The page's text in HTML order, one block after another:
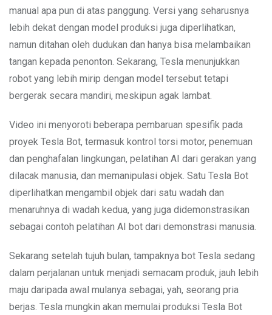
manual apa pun di atas panggung. Versi yang seharusnya
lebih dekat dengan model produksi juga diperlihatkan,
namun ditahan oleh dudukan dan hanya bisa melambaikan
tangan kepada penonton. Sekarang, Tesla menunjukkan
robot yang lebih mirip dengan model tersebut tetapi
bergerak secara mandiri, meskipun agak lambat.
Video ini menyoroti beberapa pembaruan spesifik pada
proyek Tesla Bot, termasuk kontrol torsi motor, penemuan
dan penghafalan lingkungan, pelatihan AI dari gerakan yang
dilacak manusia, dan memanipulasi objek. Satu Tesla Bot
diperlihatkan mengambil objek dari satu wadah dan
menaruhnya di wadah kedua, yang juga didemonstrasikan
sebagai contoh pelatihan AI bot dari demonstrasi manusia.
Sekarang setelah tujuh bulan, tampaknya bot Tesla sedang
dalam perjalanan untuk menjadi semacam produk, jauh lebih
maju daripada awal mulanya sebagai, yah, seorang pria
berjas. Tesla mungkin akan memulai produksi Tesla Bot